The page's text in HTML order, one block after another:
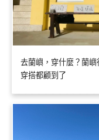
去蘭嶼，穿什麼？蘭
穿搭都顧到了